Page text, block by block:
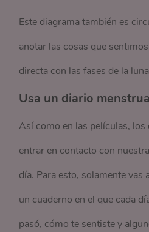
Este diagrama también es
anotar las cosas que
directa con las fases de la
Usa un diario
Así como en las películas, los
entrar en contacto con
día. Para esto, solamente vas
un cuaderno en el que cada
pasó, cómo te sentiste y